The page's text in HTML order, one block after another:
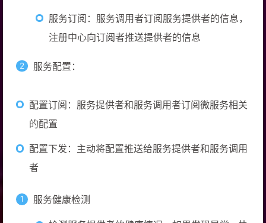
服务订阅：服务调用者订阅服务提供者的信息，
注册中心向订阅者推送提供者的信息
服务配置：
配置订阅：服务提供者和服务调用者订阅微服务相关
的配置
配置下发：主动将配置推送给服务提供者和服务调用
者
服务健康检测